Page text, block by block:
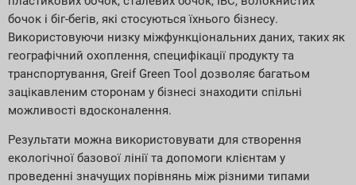
бочок і біг-бегів, які стосуються їхнього бізнесу.
Використовуючи низку міжфункціональних даних, таких як
географічний охоплення, специфікації продукту та
транспортування, Greif Green Tool дозволяє багатьом
зацікавленим сторонам у бізнесі знаходити спільні
можливості вдосконалення.
Результати можна використовувати для створення
екологічної базової лінії та допомоги клієнтам у
проведенні значущих порівнянь між різними типами